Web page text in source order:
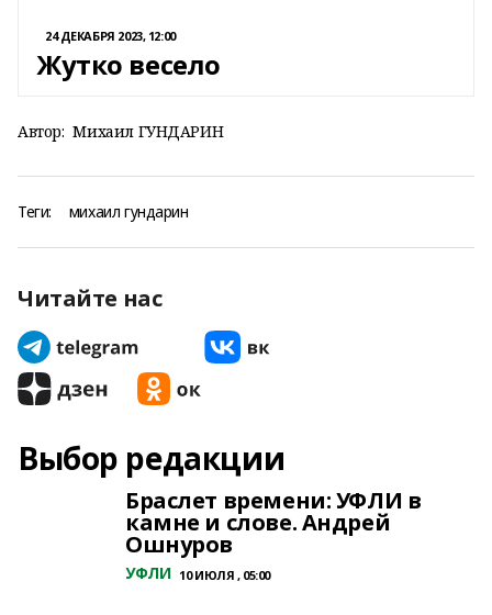
24 ДЕКАБРЯ 2023, 12:00
Жутко весело
Автор: Михаил ГУНДАРИН
Теги: михаил гундарин
Читайте нас
Выбор редакции
Браслет времени: УФЛИ в
камне и слове. Андрей
Ошнуров
УФЛИ 10 ИЮЛЯ , 05:00